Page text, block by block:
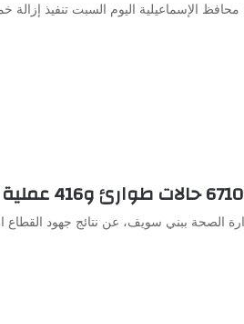
محافظ الإسماعيلية اليوم السبت تنفيذ
الصحة ببني سويف، عن نتائج جهود